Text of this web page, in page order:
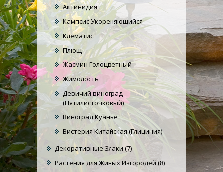
Актинидия
Кампсис Укореняющийся
Клематис
Плющ
Жасмин Голоцветный
Жимолость
Девичий виноград
(Пятилисточковый)
Виноград Куанье
Вистерия Китайская (Глициния)
Декоративные Злаки (7)
Растения для Живых Изгородей (8)